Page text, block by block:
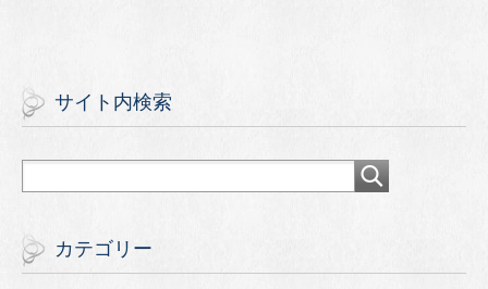
サイト内検索
カテゴリー